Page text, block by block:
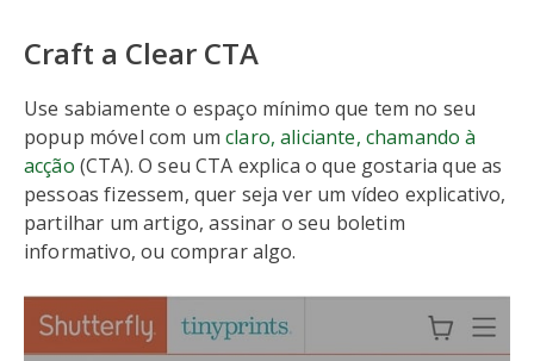
Craft a Clear CTA
Use sabiamente o espaço mínimo que tem no seu
popup móvel com umclaro, aliciante, chamando à
acção (CTA). O seu CTA explica o que gostaria que as
pessoas fizessem, quer seja ver um vídeo explicativo,
partilhar um artigo, assinar o seu boletim
informativo, ou comprar algo.